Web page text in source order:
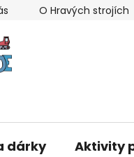
O Hravých strojích
dárky Aktivity